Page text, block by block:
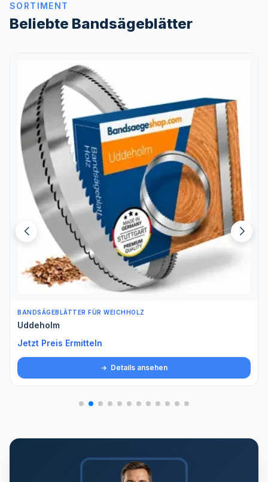
SORTIMENT
Beliebte Bandsägeblätter
BANDSÄGEBLÄTTER FÜR WEICHHOLZ
Uddeholm
Jetzt Preis Ermitteln
Details ansehen